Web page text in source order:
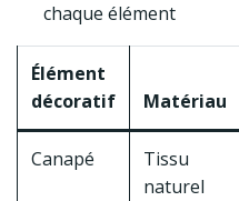
chaque élément
Élément
décoratif
Matériau
Canapé
Tissu
naturel